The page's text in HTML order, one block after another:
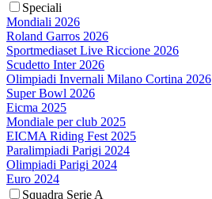
Speciali
Mondiali 2026
Roland Garros 2026
Sportmediaset Live Riccione 2026
Scudetto Inter 2026
Olimpiadi Invernali Milano Cortina 2026
Super Bowl 2026
Eicma 2025
Mondiale per club 2025
EICMA Riding Fest 2025
Paralimpiadi Parigi 2024
Olimpiadi Parigi 2024
Euro 2024
Squadra Serie A